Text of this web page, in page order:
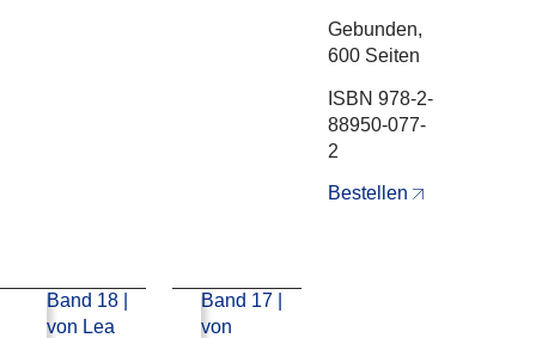
Gebunden,
600 Seiten
ISBN 978-2-
88950-077-
2
Bestellen
Band 18 |
von Lea
Band 17 |
von